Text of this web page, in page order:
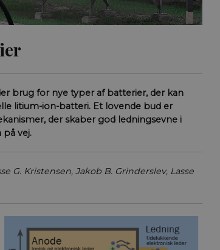
brug for nye typer af batterier, der kan
litium-ion-batteri. Et lovende bud er
der skaber god ledningsevne i
vej.
G. Kristensen, Jakob B. Grinderslev, Lasse